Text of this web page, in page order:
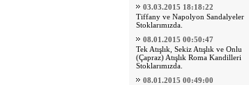
03.03.2015 18:18:22
Tiffany ve Napolyon Sandalyeler
Stoklarımızda.
08.01.2015 00:50:47
Tek Atışlık, Sekiz Atışlık ve Onlu
(Çapraz) Atışlık Roma Kandilleri
Stoklarımızda.
08.01.2015 00:49:00